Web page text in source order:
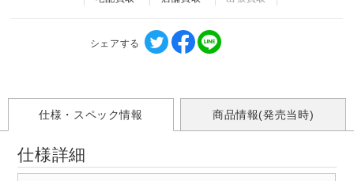
シェアする
仕様・スペック情報 商品情報(発売当時)
仕様詳細